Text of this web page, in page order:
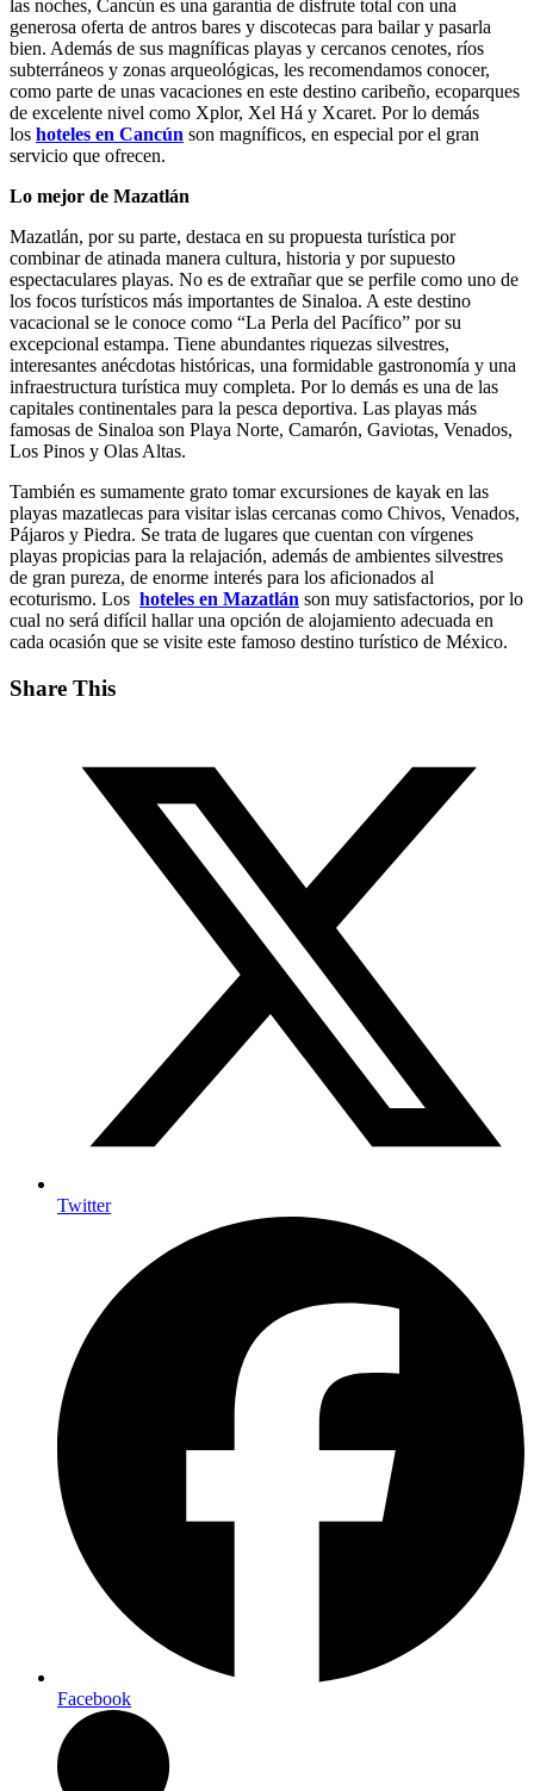
las noches, Cancún es una garantía de disfrute total con una
generosa oferta de antros bares y discotecas para bailar y pasarla
bien. Además de sus magníficas playas y cercanos cenotes, ríos
subterráneos y zonas arqueológicas, les recomendamos conocer,
como parte de unas vacaciones en este destino caribeño, ecoparques
de excelente nivel como Xplor, Xel Há y Xcaret. Por lo demás
los hoteles en Cancún son magníficos, en especial por el gran
servicio que ofrecen.
Lo mejor de Mazatlán
Mazatlán, por su parte, destaca en su propuesta turística por
combinar de atinada manera cultura, historia y por supuesto
espectaculares playas. No es de extrañar que se perfile como uno de
los focos turísticos más importantes de Sinaloa. A este destino
vacacional se le conoce como “La Perla del Pacífico” por su
excepcional estampa. Tiene abundantes riquezas silvestres,
interesantes anécdotas históricas, una formidable gastronomía y una
infraestructura turística muy completa. Por lo demás es una de las
capitales continentales para la pesca deportiva. Las playas más
famosas de Sinaloa son Playa Norte, Camarón, Gaviotas, Venados,
Los Pinos y Olas Altas.
También es sumamente grato tomar excursiones de kayak en las
playas mazatlecas para visitar islas cercanas como Chivos, Venados,
Pájaros y Piedra. Se trata de lugares que cuentan con vírgenes
playas propicias para la relajación, además de ambientes silvestres
de gran pureza, de enorme interés para los aficionados al
ecoturismo. Los hoteles en Mazatlán son muy satisfactorios, por lo
cual no será difícil hallar una opción de alojamiento adecuada en
cada ocasión que se visite este famoso destino turístico de México.
Share This
Twitter
Facebook